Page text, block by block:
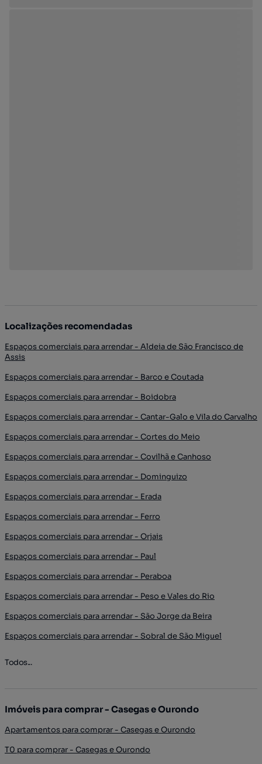
Localizações recomendadas
Espaços comerciais para arrendar - Aldeia de São Francisco de
Assis
Espaços comerciais para arrendar - Barco e Coutada
Espaços comerciais para arrendar - Boidobra
Espaços comerciais para arrendar - Cantar-Galo e Vila do Carvalho
Espaços comerciais para arrendar - Cortes do Meio
Espaços comerciais para arrendar - Covilhã e Canhoso
Espaços comerciais para arrendar - Dominguizo
Espaços comerciais para arrendar - Erada
Espaços comerciais para arrendar - Ferro
Espaços comerciais para arrendar - Orjais
Espaços comerciais para arrendar - Paul
Espaços comerciais para arrendar - Peraboa
Espaços comerciais para arrendar - Peso e Vales do Rio
Espaços comerciais para arrendar - São Jorge da Beira
Espaços comerciais para arrendar - Sobral de São Miguel
Todos...
Imóveis para comprar - Casegas e Ourondo
Apartamentos para comprar - Casegas e Ourondo
T0 para comprar - Casegas e Ourondo